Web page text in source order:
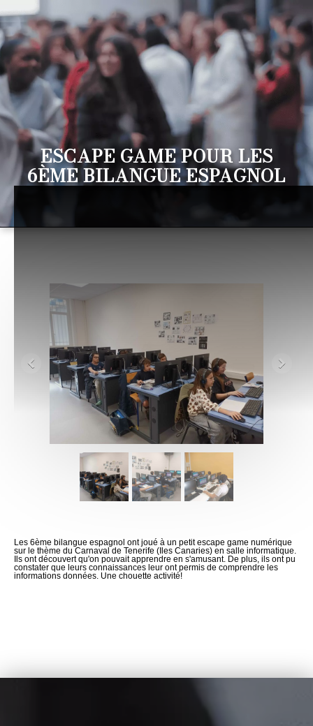
ESCAPE GAME POUR LES
6ÈME BILANGUE ESPAGNOL
Les 6ème bilangue espagnol ont joué à un petit escape game numérique
sur le thème du Carnaval de Tenerife (Iles Canaries) en salle informatique.
Ils ont découvert qu'on pouvait apprendre en s'amusant. De plus, ils ont pu
constater que leurs connaissances leur ont permis de comprendre les
informations données. Une chouette activité!